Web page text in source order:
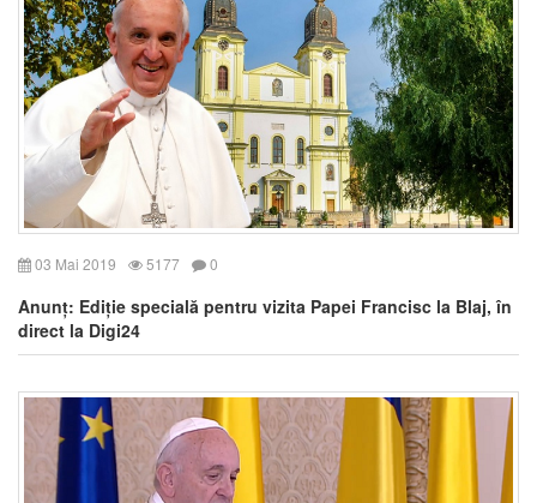
03 Mai 2019 5177 0
Anunț: Ediție specială pentru vizita Papei Francisc la Blaj, în
direct la Digi24